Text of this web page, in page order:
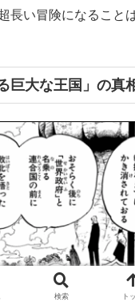
長い冒険になること
巨大な王国」の真
検索 ト